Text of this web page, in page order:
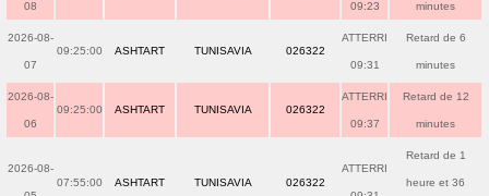
08 09:23 minutes
2026-08-
07
09:25:00 ASHTART TUNISAVIA 026322
ATTERRI
09:31
Retard de 6
minutes
2026-08-
06
09:25:00 ASHTART TUNISAVIA 026322
ATTERRI
09:37
Retard de 12
minutes
2026-08-
07:55:00 ASHTART TUNISAVIA 026322
ATTERRI
Retard de 1
heure et 36